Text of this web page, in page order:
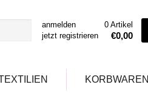
anmelden
jetzt registrieren
0 Artikel
€0,00
KORBWAREN